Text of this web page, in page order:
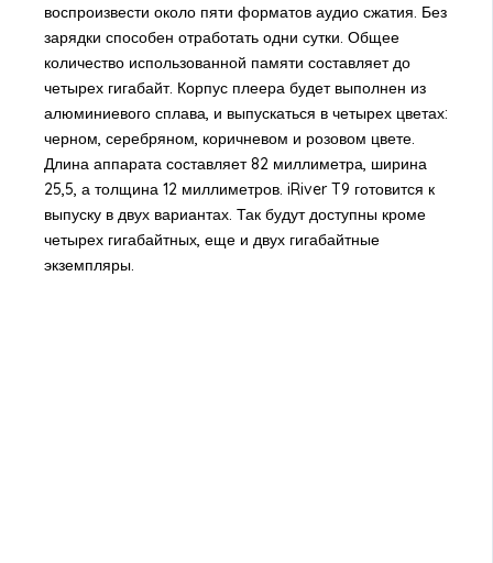
воспроизвести около пяти форматов аудио сжатия. Без
зарядки способен отработать одни сутки. Общее
количество использованной памяти составляет до
четырех гигабайт. Корпус плеера будет выполнен из
алюминиевого сплава, и выпускаться в четырех цветах:
черном, серебряном, коричневом и розовом цвете.
Длина аппарата составляет 82 миллиметра, ширина
25,5, а толщина 12 миллиметров. iRiver T9 готовится к
выпуску в двух вариантах. Так будут доступны кроме
четырех гигабайтных, еще и двух гигабайтные
экземпляры.